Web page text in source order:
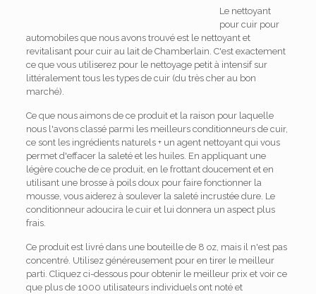
Le nettoyant
pour cuir pour
automobiles que nous avons trouvé est le nettoyant et
revitalisant pour cuir au lait de Chamberlain. C'est exactement
ce que vous utiliserez pour le nettoyage petit à intensif sur
littéralement tous les types de cuir (du très cher au bon
marché).
Ce que nous aimons de ce produit et la raison pour laquelle
nous l'avons classé parmi les meilleurs conditionneurs de cuir,
ce sont les ingrédients naturels + un agent nettoyant qui vous
permet d'effacer la saleté et les huiles. En appliquant une
légère couche de ce produit, en le frottant doucement et en
utilisant une brosse à poils doux pour faire fonctionner la
mousse, vous aiderez à soulever la saleté incrustée dure. Le
conditionneur adoucira le cuir et lui donnera un aspect plus
frais.
Ce produit est livré dans une bouteille de 8 oz, mais il n'est pas
concentré. Utilisez généreusement pour en tirer le meilleur
parti. Cliquez ci-dessous pour obtenir le meilleur prix et voir ce
que plus de 1000 utilisateurs individuels ont noté et